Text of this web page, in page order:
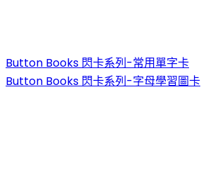
Button Books 閃卡系列-常用單字卡
Button Books 閃卡系列-字母學習圖卡